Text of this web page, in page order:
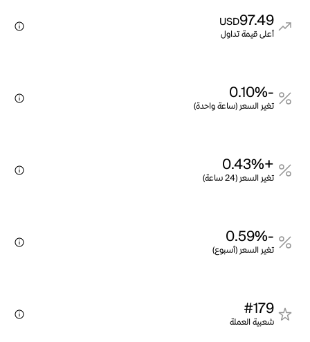
97.49
USD
أعلى قيمة تداول
-0.10%
تغير السعر (ساعة واحدة)
+0.43%
تغير السعر (24 ساعة)
-0.59%
تغير السعر (أسبوع)
#179
شعبية العملة